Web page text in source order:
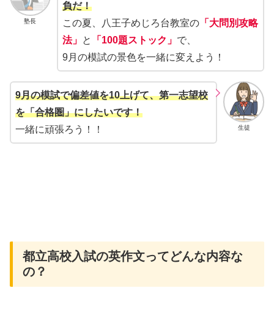
塾長
負だ！
この夏、八王子めじろ台教室の「大問別攻略
法」 と 「100題ストック」 で、
9月の模試の景色を一緒に変えよう！
生徒
9月の模試で偏差値を10上げて、第一志望校
を「合格圏」にしたいです！
一緒に頑張ろう！！
都立高校入試の英作文ってどんな内容な
の？